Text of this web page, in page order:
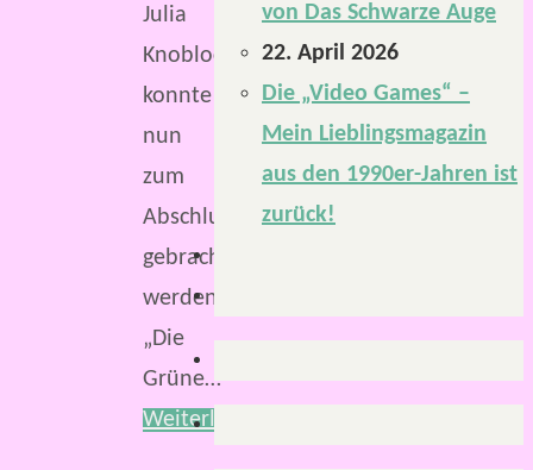
Julia
Knobloch
konnte
nun
zum
Abschluss
gebracht
werden.
„Die
Grüne…
Weiterlesen
von Das Schwarze Auge
22. April 2026
Die „Video Games“ –
Mein Lieblingsmagazin
aus den 1990er-Jahren ist
zurück!